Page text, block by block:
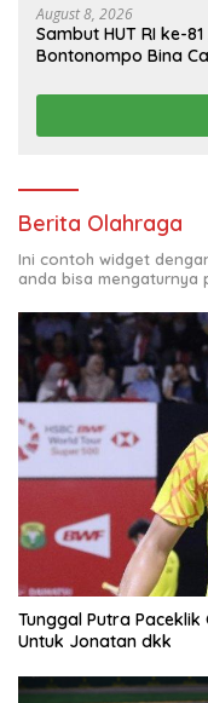
August 8, 2026
Sambut HUT RI ke-
Berita Olahraga
Ini contoh widget
anda bisa mengaturnya
Tunggal Putra Paceklik
Untuk Jonatan dkk